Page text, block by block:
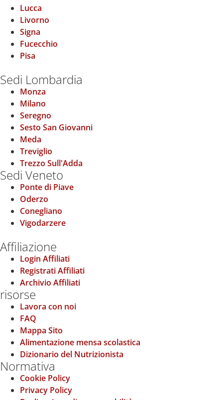
Lucca
Livorno
Signa
Fucecchio
Pisa
Sedi Lombardia
Monza
Milano
Seregno
Sesto San Giovanni
Meda
Treviglio
Trezzo Sull'Adda
Sedi Veneto
Ponte di Piave
Oderzo
Conegliano
Vigodarzere
Affiliazione
Login Affiliati
Registrati Affiliati
Archivio Affiliati
risorse
Lavora con noi
FAQ
Mappa Sito
Alimentazione mensa scolastica
Dizionario del Nutrizionista
Normativa
Cookie Policy
Privacy Policy